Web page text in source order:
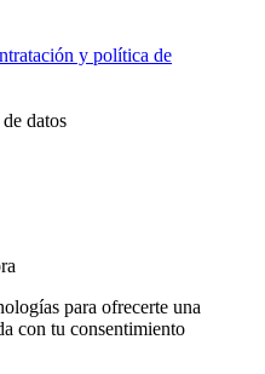
y política de
datos
para ofrecerte una
con tu consentimiento